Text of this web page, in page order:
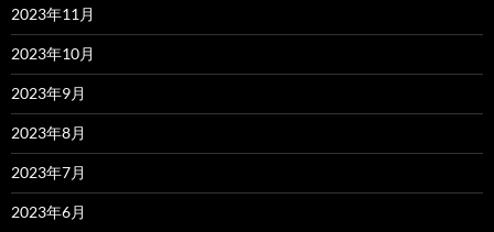
2023年11月
2023年10月
2023年9月
2023年8月
2023年7月
2023年6月